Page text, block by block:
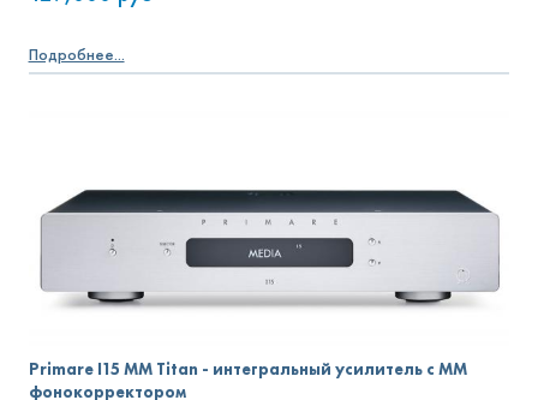
Подробнее...
Primare I15 MM Titan - интегральный усилитель с MM
фонокорректором